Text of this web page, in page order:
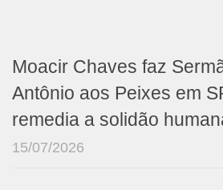
Moacir Chaves faz
Antônio aos Peixes em
remedia a solidão
15/07/2026